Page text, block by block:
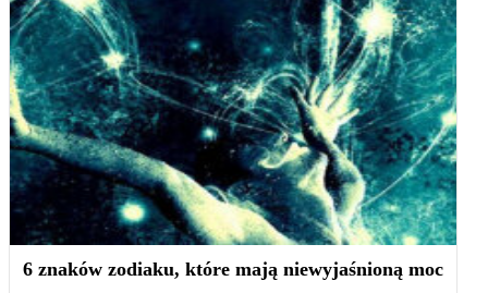
6 znaków zodiaku, które mają niewyjaśnioną moc